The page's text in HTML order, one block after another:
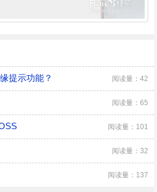
提示功能？ 阅读量：42
阅读量：65
阅读量：101
阅读量：32
阅读量：137